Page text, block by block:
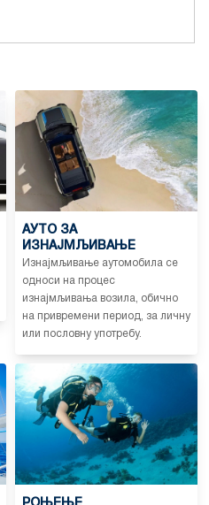
АУТО ЗА
ИЗНАЈМЉИВАЊЕ
Изнајмљивање аутомобила се
односи на процес
изнајмљивања возила, обично
на привремени период, за личну
или пословну употребу.